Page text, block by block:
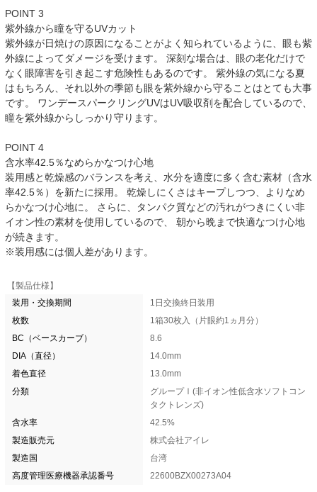
POINT 3
紫外線から瞳を守るUVカット
紫外線が日焼けの原因になることがよく知られているように、眼も紫
外線によってダメージを受けます。 深刻な場合は、眼の老化だけで
なく眼障害を引き起こす危険性もあるのです。 紫外線の気になる夏
はもちろん、それ以外の季節も眼を紫外線から守ることはとても大事
です。 ワンデースパークリングUVはUV吸収剤を配合しているので、
瞳を紫外線からしっかり守ります。
POINT 4
含水率42.5％なめらかなつけ心地
装用感と乾燥感のバランスを考え、水分を適度に多く含む素材（含水
率42.5％）を新たに採用。 乾燥しにくさはキープしつつ、よりなめ
らかなつけ心地に。 さらに、タンパク質などの汚れがつきにくい非
イオン性の素材を使用しているので、 朝から晩まで快適なつけ心地
が続きます。
※装用感には個人差があります。
【製品仕様】
装用・交換期間
1日交換終日装用
枚数
1箱30枚入（片眼約1ヵ月分）
BC（ベースカーブ）
8.6
DIA（直径）
14.0mm
着色直径
13.0mm
分類
グループⅠ(非イオン性低含水ソフトコン
タクトレンズ)
含水率
42.5%
製造販売元
株式会社アイレ
製造国
台湾
高度管理医療機器承認番号
22600BZX00273A04